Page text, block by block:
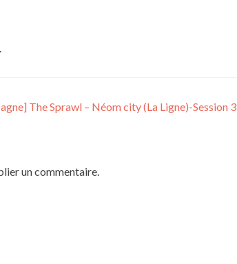
.
The Sprawl – Néom city (La Ligne)-Session 3
un commentaire.